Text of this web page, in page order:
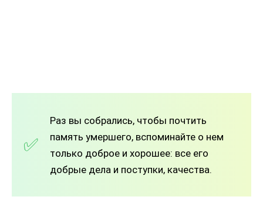
Раз вы собрались, чтобы почтить
память умершего, вспоминайте о нем
только доброе и хорошее: все его
добрые дела и поступки, качества.